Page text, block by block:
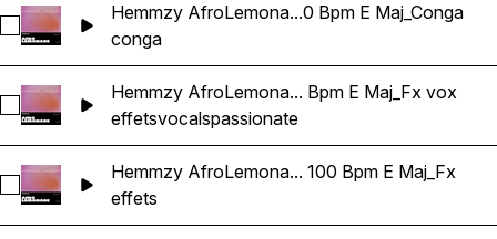
Sélectionnez Hemmzy AfroLemonade - In My DNA 100 Bpm
Hemmzy AfroLemona...0 Bpm E Maj_Conga
conga
Sélectionnez Hemmzy AfroLemonade - In My DNA 100 Bpm
Hemmzy AfroLemona... Bpm E Maj_Fx vox
effetsvocalspassionate
Sélectionnez Hemmzy AfroLemonade - In My DNA 100 Bpm
Hemmzy AfroLemona... 100 Bpm E Maj_Fx
effets